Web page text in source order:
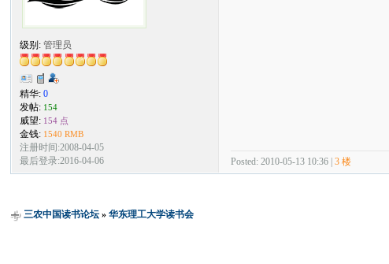
级别:管理员
精华:0
发帖: 154
威望: 154 点
金钱: 1540 RMB
注册时间:2008-04-05
最后登录:2016-04-06
Posted: 2010-05-13 10:36 |3 楼
三农中国读书论坛 »华东理工大学读书会